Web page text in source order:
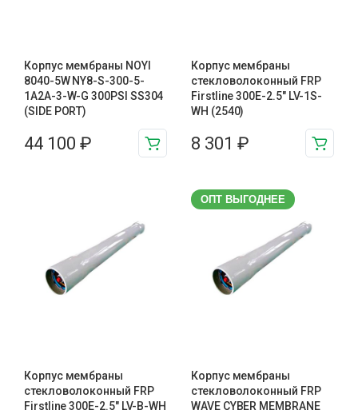
Корпус мембраны NOYI
8040-5W NY8-S-300-5-
1A2A-3-W-G 300PSI SS304
(SIDE PORT)
44 100 ₽
Корпус мембраны
стекловолоконный FRP
Firstline 300Е-2.5″ LV-1S-
WH (2540)
8 301 ₽
Корпус мембраны
стекловолоконный FRP
Firstline 300Е-2.5″ LV-B-WH
ОПТ ВЫГОДНЕЕ
Корпус мембраны
стекловолоконный FRP
WAVE CYBER MEMBRANE